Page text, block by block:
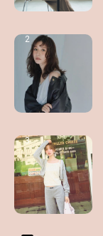
2
3
2
3
2
3